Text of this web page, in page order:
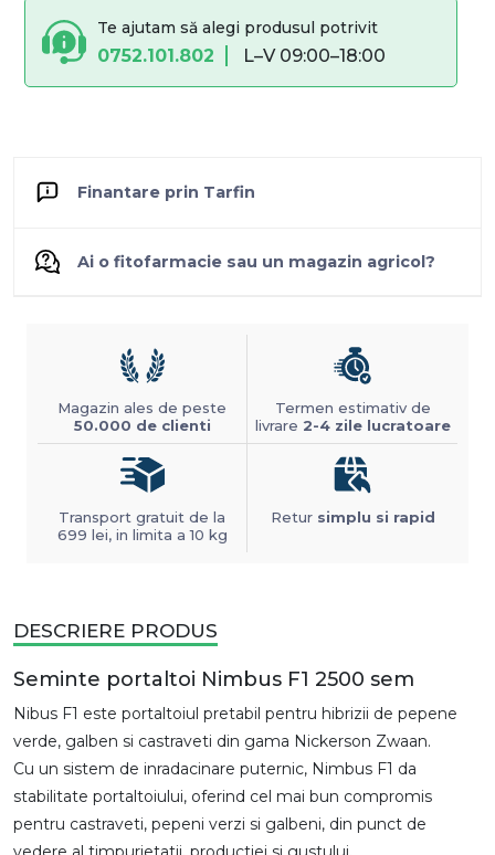
Te ajutam să alegi produsul potrivit
0752.101.802 L–V 09:00–18:00
Finantare prin Tarfin
Ai o fitofarmacie sau un magazin agricol?
Magazin ales de peste
50.000 de clienti
Termen estimativ de
livrare 2-4 zile lucratoare
Transport gratuit de la
699 lei, in limita a 10 kg
Retur simplu si rapid
DESCRIERE PRODUS
Seminte portaltoi Nimbus F1 2500 sem
Nibus F1 este portaltoiul pretabil pentru hibrizii de pepene
verde, galben si castraveti din gama Nickerson Zwaan.
Cu un sistem de inradacinare puternic, Nimbus F1 da
stabilitate portaltoiului, oferind cel mai bun compromis
pentru castraveti, pepeni verzi si galbeni, din punct de